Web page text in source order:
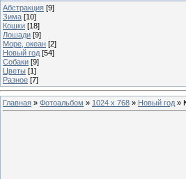
Абстракция [9]
Зима [10]
Кошки [18]
Лошади [9]
Море, океан [2]
Новый год [54]
Собаки [9]
Цветы [1]
Разное [7]
Главная » Фотоальбом » 1024 x 768 » Новый год »